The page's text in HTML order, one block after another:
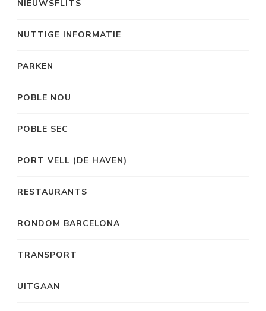
NIEUWSFLITS
NUTTIGE INFORMATIE
PARKEN
POBLE NOU
POBLE SEC
PORT VELL (DE HAVEN)
RESTAURANTS
RONDOM BARCELONA
TRANSPORT
UITGAAN